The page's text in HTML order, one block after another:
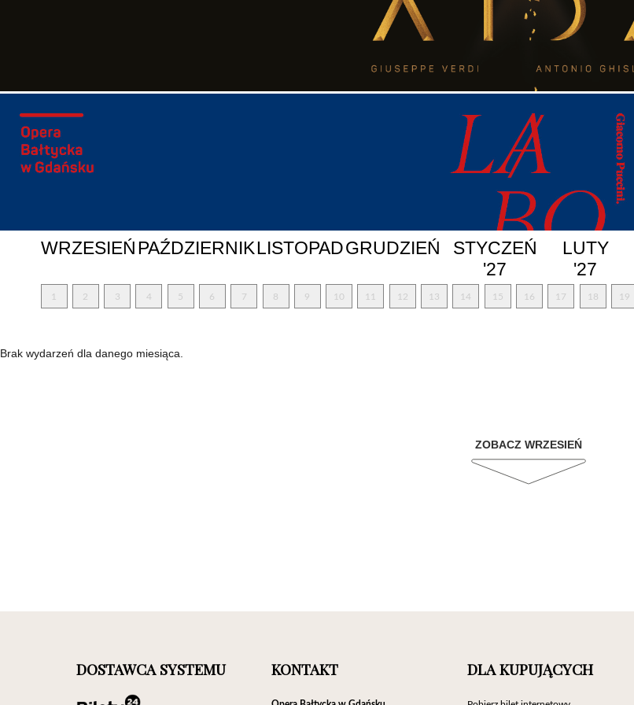
WRZESIEŃPAŹDZIERNIKLISTOPADGRUDZIEŃ
STYCZEŃ
'27
LUTY
'27
1 2 3 4 5 6 7 8 9 10 11 12 13 14 15 16 17 18 19
Brak wydarzeń dla danego miesiąca.
ZOBACZ WRZESIEŃ
DOSTAWCA SYSTEMU KONTAKT DLA KUPUJĄCYCH